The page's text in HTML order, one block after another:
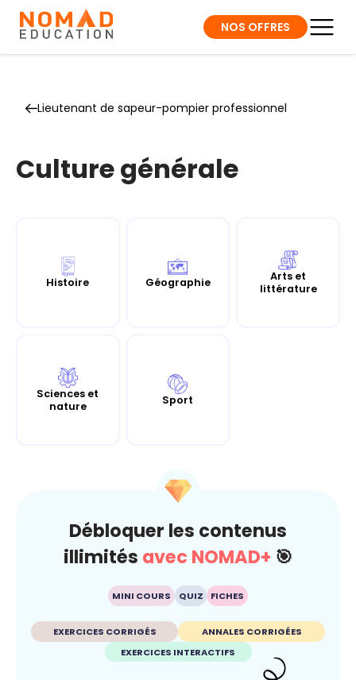
NOS OFFRES
Lieutenant de sapeur-pompier professionnel
Culture générale
Histoire Géographie
Arts et
littérature
Sciences et
nature
Sport
Débloquer les contenus
illimités avec NOMAD+ 🎯
MINI COURS QUIZ FICHES
EXERCICES CORRIGÉS
ANNALES CORRIGÉES
EXERCICES INTERACTIFS